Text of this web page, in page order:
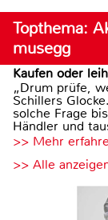
Topthema:
musegg
Kaufen oder
„Drum prüfe,
Schillers
solche Frage
Händler und
>> Mehr
>> Alle